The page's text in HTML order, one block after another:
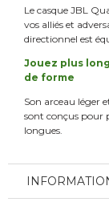
Le casque JBL
vos alliés et
directionnel est
Jouez plus
de forme
Son arceau léger
sont conçus pour
longues.